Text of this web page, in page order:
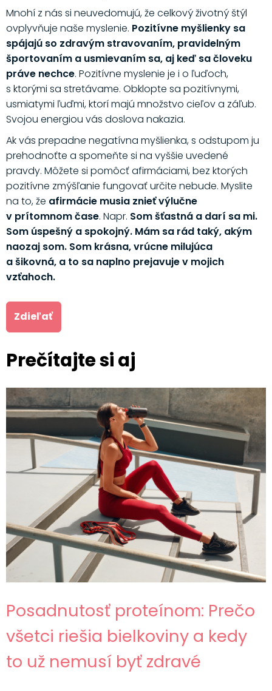
Mnohí z nás si neuvedomujú, že celkový životný štýl
ovplyvňuje naše myslenie. Pozitívne myšlienky sa
spájajú so zdravým stravovaním, pravidelným
športovaním a usmievaním sa, aj keď sa človeku
práve nechce. Pozitívne myslenie je i o ľuďoch,
s ktorými sa stretávame. Obklopte sa pozitívnymi,
usmiatymi ľuďmi, ktorí majú množstvo cieľov a záľub.
Svojou energiou vás doslova nakazia.
Ak vás prepadne negatívna myšlienka, s odstupom ju
prehodnoťte a spomeňte si na vyššie uvedené
pravdy. Môžete si pomôcť afirmáciami, bez ktorých
pozitívne zmýšľanie fungovať určite nebude. Myslite
na to, že afirmácie musia znieť výlučne
v prítomnom čase. Napr. Som šťastná a darí sa mi.
Som úspešný a spokojný. Mám sa rád taký, akým
naozaj som. Som krásna, vrúcne milujúca
a šikovná, a to sa naplno prejavuje v mojich
vzťahoch.
Zdieľať
Prečítajte si aj
Posadnutosť proteínom: Prečo
všetci riešia bielkoviny a kedy
to už nemusí byť zdravé